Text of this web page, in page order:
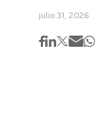
julio 31, 2026